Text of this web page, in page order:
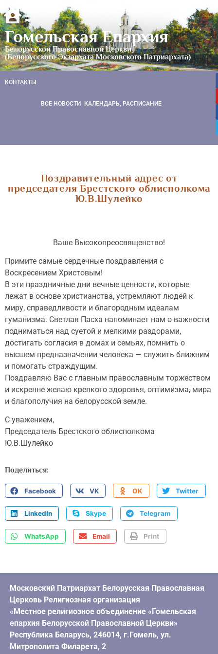
Гомельская Епархия
Белорусской Православной Церкви
(Белорусского Экзархата Московского Патриархата)
КОНТАКТЫ
ВСЕ НОВОСТИ КАЛЕНДАРЬ, РАСПИСАНИЕ
Поздравительный адрес от
председателя Брестского облисполкома
Ю.В.Шулейко
Ваше Высокопреосвященство!
Примите самые сердечные поздравления с
Воскресением Христовым!
В эти праздничные дни вечные ценности, которые
лежат в основе христианства, устремляют людей к
миру, справедливости и благородным идеалам
гуманизма. Светлая Пасха напоминает нам о важности
подниматься над суетой и мелкими раздорами,
достигать согласия в домах и семьях, помнить о
высшем предназначении человека — служить ближним
и помогать страждущим.
Поздравляю Вас с главным православным торжеством
и искренне желаю крепкого здоровья, оптимизма, мира
и благополучия на белорусской земле.
С уважением,
Председатель Брестского облисполкома
Ю.В.Шулейко
Поделиться:
Facebook VK OK Twitter
LinkedIn Skype Telegram
WhatsApp Email Print
Московский Патриархат Белорусская Православная
Церковь Религиозная организация
«Местное религиозное объединение «Гомельская
епархия Белорусской Православной Церкви»
Республика Беларусь, 246014, г.Гомель, ул.
Митрополита Филарета, 2